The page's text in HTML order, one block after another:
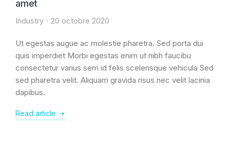
amet
Industry 20 octobre 2020
Ut egestas augue ac molestie pharetra. Sed porta dui
quis imperdiet Morbi egestas enim ut nibh faucibu
consectetur varius sem id felis scelerisque vehicula Sed
sed pharetra velit. Aliquam gravida risus nec velit lacinia
dapibus.
Read article